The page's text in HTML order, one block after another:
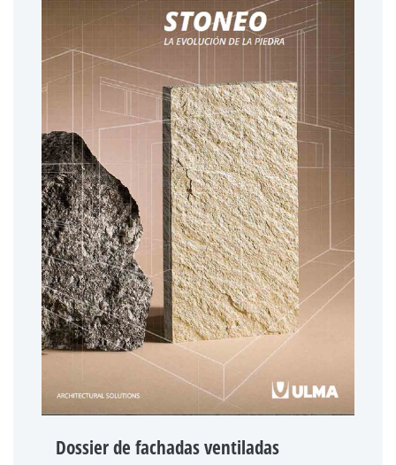
Dossier de fachadas ventiladas